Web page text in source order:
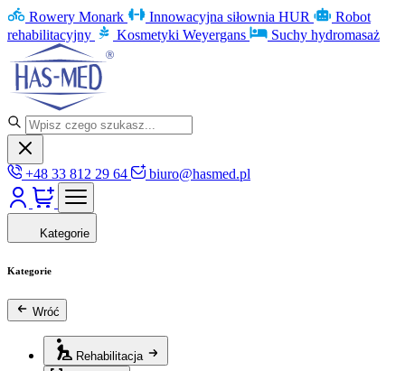
Rowery Monark Innowacyjna siłownia HUR
Robot
rehabilitacyjny
Kosmetyki Weyergans Suchy hydromasaż
+48 33 812 29 64 biuro@hasmed.pl
Kategorie
Kategorie
Wróć
Rehabilitacja